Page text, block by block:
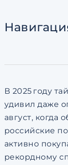
В 2025 году
удивил даже
август, когда
российские
активно
рекордному